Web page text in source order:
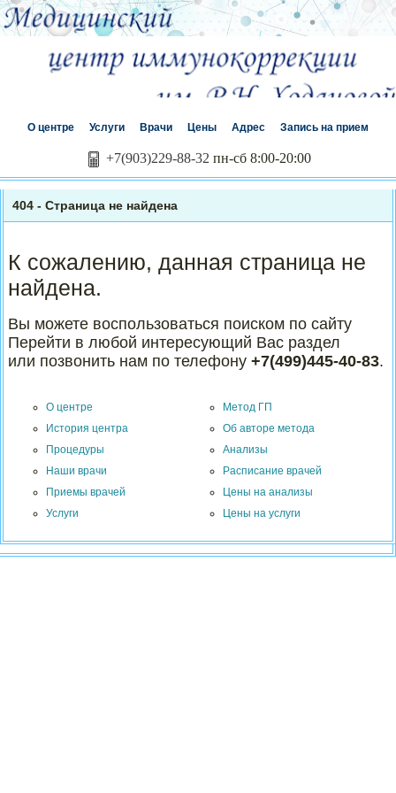
О центре Услуги Врачи Цены Адрес Запись на прием
+7(903)229-88-32 пн-сб 8:00-20:00
404 - Страница не найдена
К сожалению, данная страница не
найдена.
Вы можете воспользоваться поиском по сайту
Перейти в любой интересующий Вас раздел
или позвонить нам по телефону +7(499)445-40-83.
О центре
История центра
Процедуры
Наши врачи
Приемы врачей
Услуги
Метод ГП
Об авторе метода
Анализы
Расписание врачей
Цены на анализы
Цены на услуги